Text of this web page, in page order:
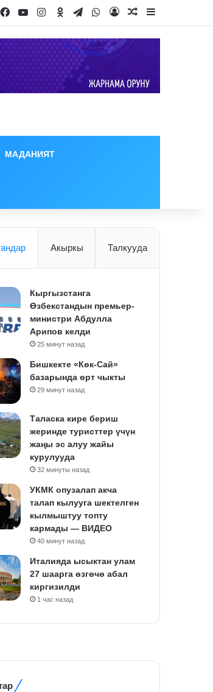
Facebook
YouTubeInstagram
Odnoklassniki
TelegramWhatsApp
Log InRandom Article
Sidebar
МАДАНИЯТ
Акыркы Талкууда
Кыргызстанга
Өзбекстандын премьер-
министри Абдулла
Арипов келди
25 минут назад
Бишкекте «Көк-Сай»
базарында өрт чыкты
29 минут назад
Таласка кире бериш
жеринде туристтер үчүн
жаңы эс алуу жайы
курулууда
32 минуты назад
УКМК опузалап акча
талап кылууга шектелген
кылмыштуу топту
кармады — ВИДЕО
40 минут назад
Италияда ысыктан улам
27 шаарга өзгөчө абал
киргизилди
1 час назад